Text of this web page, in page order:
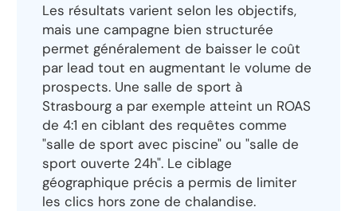
Les résultats varient selon les objectifs,
mais une campagne bien structurée
permet généralement de baisser le coût
par lead tout en augmentant le volume de
prospects. Une salle de sport à
Strasbourg a par exemple atteint un ROAS
de 4:1 en ciblant des requêtes comme
"salle de sport avec piscine" ou "salle de
sport ouverte 24h". Le ciblage
géographique précis a permis de limiter
les clics hors zone de chalandise.